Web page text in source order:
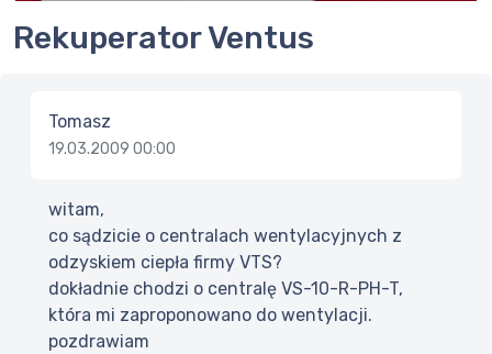
rekuperator Ventus
Tomasz
19.03.2009 00:00
witam,
co sądzicie o centralach wentylacyjnych z
odzyskiem ciepła firmy VTS?
dokładnie chodzi o centralę VS-10-R-PH-T,
która mi zaproponowano do wentylacji.
pozdrawiam